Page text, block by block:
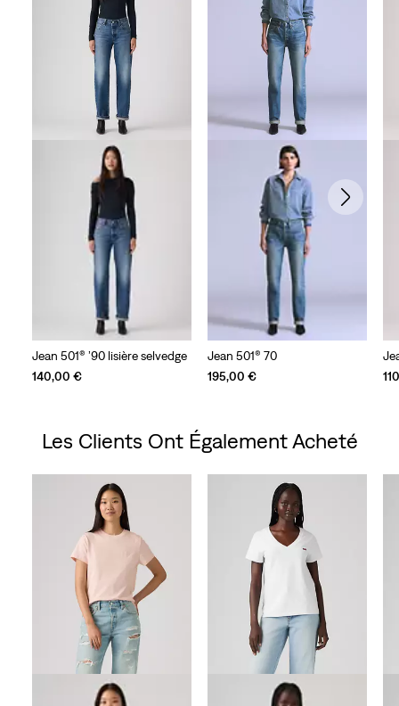
Jean 501® ’90 lisière selvedge
140,00 €
Jean 501® 70
195,00 €
Les Clients Ont Également Acheté